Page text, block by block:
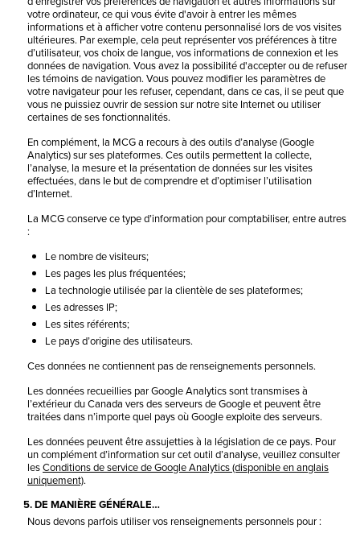
votre ordinateur, ce qui vous évite d'avoir à entrer les mêmes
informations et à afficher votre contenu personnalisé lors de vos visites
ultérieures. Par exemple, cela peut représenter vos préférences à titre
d’utilisateur, vos choix de langue, vos informations de connexion et les
données de navigation. Vous avez la possibilité d'accepter ou de refuser
les témoins de navigation. Vous pouvez modifier les paramètres de
votre navigateur pour les refuser, cependant, dans ce cas, il se peut que
vous ne puissiez ouvrir de session sur notre site Internet ou utiliser
certaines de ses fonctionnalités.
En complément, la MCG a recours à des outils d’analyse (Google
Analytics) sur ses plateformes. Ces outils permettent la collecte,
l’analyse, la mesure et la présentation de données sur les visites
effectuées, dans le but de comprendre et d’optimiser l’utilisation
d’Internet.
La MCG conserve ce type d’information pour comptabiliser, entre autres
:
Le nombre de visiteurs;
Les pages les plus fréquentées;
La technologie utilisée par la clientèle de ses plateformes;
Les adresses IP;
Les sites référents;
Le pays d’origine des utilisateurs.
Ces données ne contiennent pas de renseignements personnels.
Les données recueillies par Google Analytics sont transmises à
l’extérieur du Canada vers des serveurs de Google et peuvent être
traitées dans n’importe quel pays où Google exploite des serveurs.
Les données peuvent être assujetties à la législation de ce pays. Pour
un complément d’information sur cet outil d’analyse, veuillez consulter
lesConditions de service de Google Analytics (disponible en anglais
uniquement).
5. DE MANIÈRE GÉNÉRALE…
Nous devons parfois utiliser vos renseignements personnels pour :